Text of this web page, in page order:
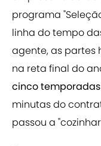
programa
linha do tempo
agente, as
na reta final do
cinco
minutas do
passou a